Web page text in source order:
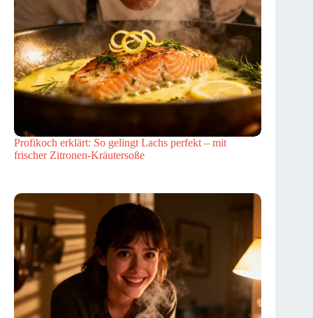
Profikoch erklärt: So gelingt Lachs perfekt – mit
frischer Zitronen-Kräutersoße